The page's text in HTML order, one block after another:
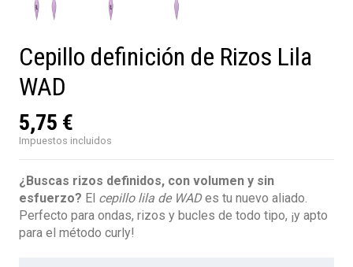
Cepillo definición de Rizos Lila
WAD
5,75 €
Impuestos incluidos
¿Buscas rizos definidos, con volumen y sin
esfuerzo? El cepillo lila de WADes tu nuevo aliado.
Perfecto para ondas, rizos y bucles de todo tipo, ¡y apto
para el método curly!